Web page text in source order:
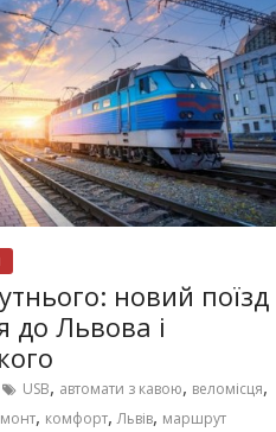
новий поїзд
до Львова і
USB, автомати з кавою, веломісця,
, комфорт,Львів, маршрут